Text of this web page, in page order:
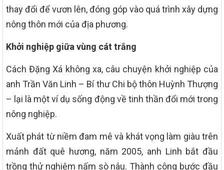
thay đổi để vươn lên, đóng góp vào quá trình xây dựng
nông thôn mới của địa phương.
Khởi nghiệp giữa vùng cát trắng
Cách Đặng Xá không xa, câu chuyện khởi nghiệp của
anh Trần Văn Linh – Bí thư Chi bộ thôn Huỳnh Thượng
– lại là một ví dụ sống động về tinh thần đổi mới trong
nông nghiệp.
Xuất phát từ niềm đam mê và khát vọng làm giàu trên
mảnh đất quê hương, năm 2005, anh Linh bắt đầu
trồng thử nghiệm nấm sò nâu. Thành công bước đầu